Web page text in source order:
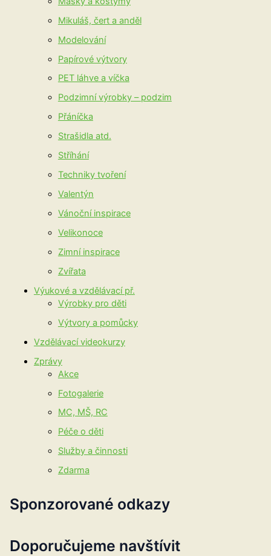
Mikuláš, čert a anděl
Modelování
Papírové výtvory
PET láhve a víčka
Podzimní výrobky – podzim
Přáníčka
Strašidla atd.
Stříhání
Techniky tvoření
Valentýn
Vánoční inspirace
Velikonoce
Zimní inspirace
Zvířata
Výukové a vzdělávací př.
Výrobky pro děti
Výtvory a pomůcky
Vzdělávací videokurzy
Zprávy
Akce
Fotogalerie
MC, MŠ, RC
Péče o děti
Služby a činnosti
Zdarma
Sponzorované odkazy
Doporučujeme navštívit